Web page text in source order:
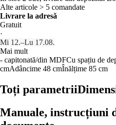
Alte articole > 5 comandate
Livrare la adresă
Gratuit
·
Mi 12.–Lu 17.08.
Mai mult
- capitonată/din MDFCu spațiu de
cmAdâncime 48 cmÎnălțime 85 cm
Toți parametrii
Manuale, instrucțiuni